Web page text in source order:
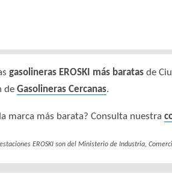
gasolineras EROSKI más baratas de
de Gasolineras Cercanas.
la marca más barata? Consulta nuestra
EROSKI son del Ministerio de Industria,